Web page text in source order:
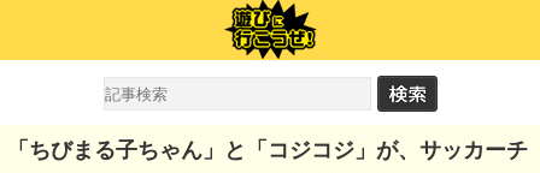
「ちびまる子ちゃん」と「コジコジ」が、サッカーチ